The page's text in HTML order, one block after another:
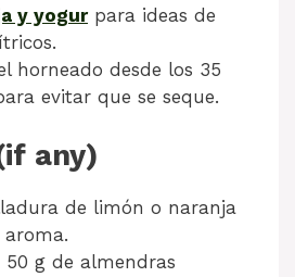
y yogurpara ideas de
horneado desde los 35
evitar que se seque.
any)
de limón o naranja
50 g de almendras